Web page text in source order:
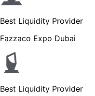
Best Liquidity Provider
Fazzaco Expo Dubai
Best Liquidity Provider